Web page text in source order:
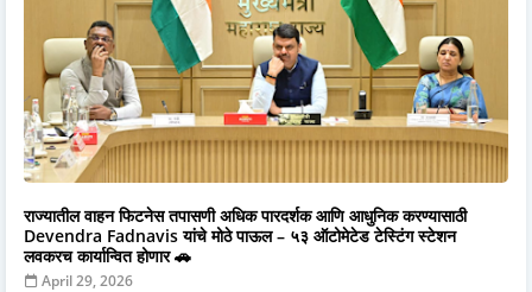
राज्यातील वाहन फिटनेस तपासणी अधिक पारदर्शक आणि आधुनिक करण्यासाठी
Devendra Fadnavis यांचे मोठे पाऊल – ५३ ऑटोमेटेड टेस्टिंग स्टेशन
लवकरच कार्यान्वित होणार 🚗
April 29, 2026